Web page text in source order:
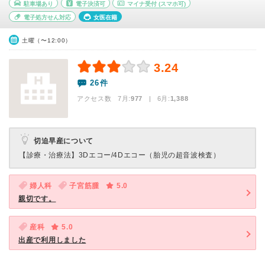
駐車場あり 電子決済可 マイナ受付 (スマホ可)
電子処方せん対応 女医在籍
土曜（〜12:00）
3.24
26件
アクセス数 7月:977 | 6月:1,388
切迫早産について
【診療・治療法】 3Dエコー/4Dエコー（胎児の超音波検査）
婦人科 子宮筋腫
5.0
親切です。
産科
5.0
出産で利用しました